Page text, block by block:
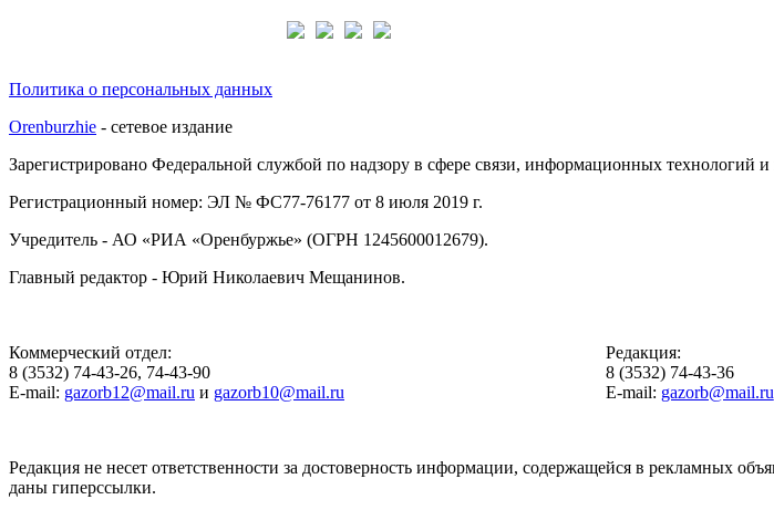
Политика о персональных данных
Orenburzhie - сетевое издание
Зарегистрировано Федеральной службой по надзору в сфере связи, информационных технологий
Регистрационный номер: ЭЛ № ФС77-76177 от 8 июля 2019 г.
Учредитель - АО «РИА «Оренбуржье» (ОГРН 1245600012679).
Главный редактор - Юрий Николаевич Мещанинов.
Коммерческий отдел:
8 (3532) 74-43-26, 74-43-90
E-mail: gazorb12@mail.ru и gazorb10@mail.ru
Редакция:
8 (3532) 74-43-36
E-mail: gazorb@mail.ru
Редакция не несет ответственности за достоверность информации, содержащейся в рекламных
даны гиперссылки.